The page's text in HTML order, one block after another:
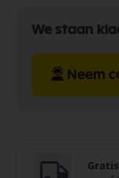
We staan
Neem